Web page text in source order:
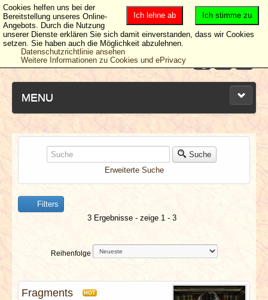
MENU
NEUESTE ARTIKEL
NEWS & DATES
BERICHTE
VERLOSUNGEN
Suche
Erweiterte Suche
Filters
3 Ergebnisse - zeige 1 - 3
Reihenfolge
Fragments HOT
Ich stimme zu
Ich lehne ab
Cookies helfen uns bei der
Bereitstellung unseres Online-
Angebots. Durch die Nutzung
unserer Dienste erklären Sie sich damit einverstanden, dass wir Cookies
setzen. Sie haben auch die Möglichkeit abzulehnen.
Datenschutzrichtlinie ansehen
Weitere Informationen zu Cookies und ePrivacy